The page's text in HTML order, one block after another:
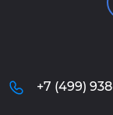
+7 (499)